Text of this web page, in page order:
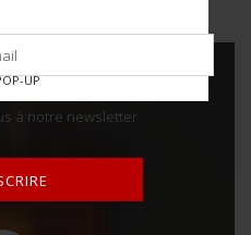
à notre newsletter
UP